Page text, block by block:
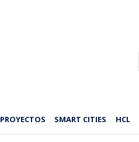
PROYECTOS SMART CITIES HCL